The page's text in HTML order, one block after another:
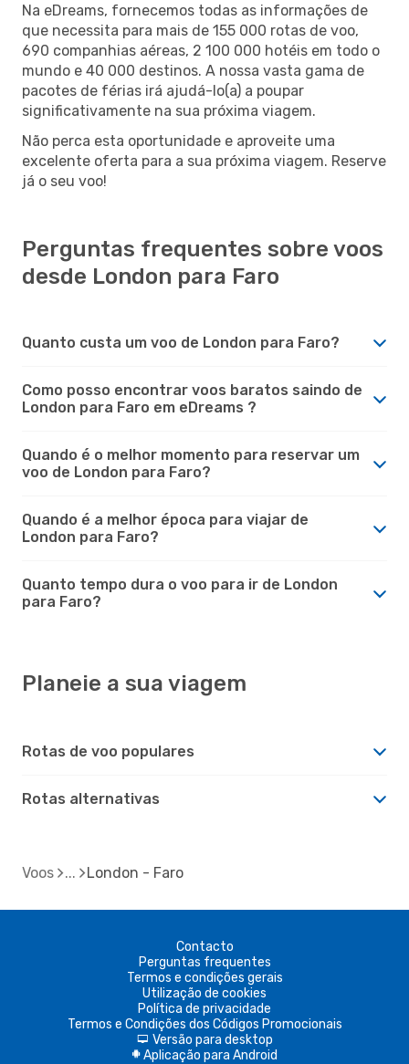
Na eDreams, fornecemos todas as informações de
que necessita para mais de 155 000 rotas de voo,
690 companhias aéreas, 2 100 000 hotéis em todo o
mundo e 40 000 destinos. A nossa vasta gama de
pacotes de férias irá ajudá-lo(a) a poupar
significativamente na sua próxima viagem.
Não perca esta oportunidade e aproveite uma
excelente oferta para a sua próxima viagem. Reserve
já o seu voo!
Perguntas frequentes sobre voos
desde London para Faro
Quanto custa um voo de London para Faro?
Como posso encontrar voos baratos saindo de
London para Faro em eDreams ?
Quando é o melhor momento para reservar um
voo de London para Faro?
Quando é a melhor época para viajar de
London para Faro?
Quanto tempo dura o voo para ir de London
para Faro?
Planeie a sua viagem
Rotas de voo populares
Rotas alternativas
Voos London - Faro
Contacto
Perguntas frequentes
Termos e condições gerais
Utilização de cookies
Política de privacidade
Termos e Condições dos Códigos Promocionais
d Versão para desktop
A Aplicação para Android